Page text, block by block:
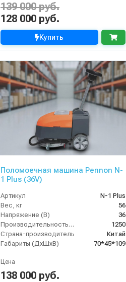
139 000 руб.
128 000 руб.
Купить
Поломоечная машина Pennon N-
1 Plus (36V)
Артикул
N-1 Plus
Вес, кг
56
Напряжение (В)
36
Производительность по площади (м2/ч)
1250
Страна-производитель
Китай
Габариты (ДхШхВ)
70*45*109
Цена
138 000 руб.